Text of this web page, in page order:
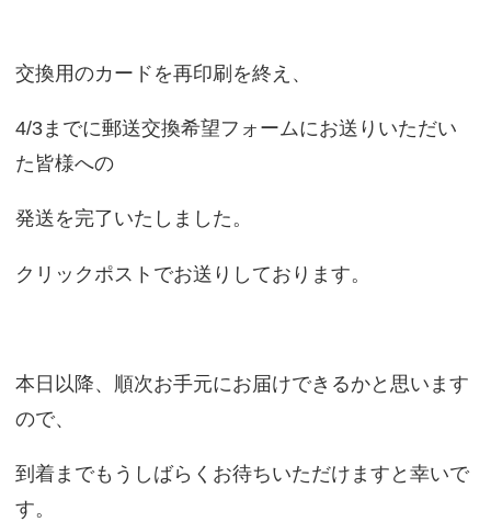
交換用のカードを再印刷を終え、
4/3までに郵送交換希望フォームにお送りいただい
た皆様への
発送を完了いたしました。
クリックポストでお送りしております。
本日以降、順次お手元にお届けできるかと思います
ので、
到着までもうしばらくお待ちいただけますと幸いで
す。